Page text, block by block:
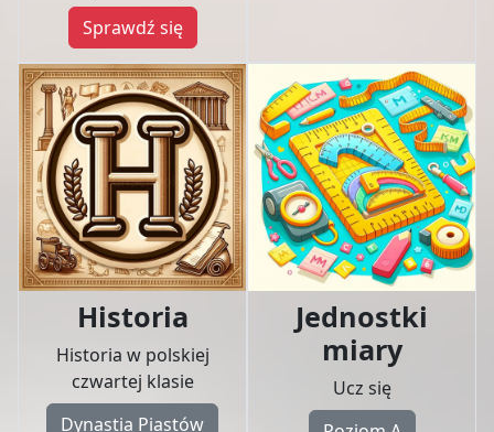
Sprawdź się
Historia
Historia w polskiej
czwartej klasie
Dynastia Piastów
Jednostki
miary
Ucz się